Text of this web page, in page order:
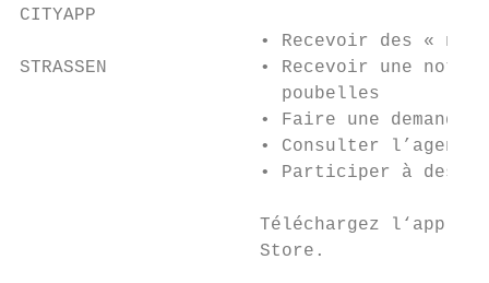
CITYAPP
• Recevoir des «
STRASSEN              • Recevoir une
                        poubelles
• Faire une demande
• Consulter
• Participer à des
Téléchargez
                      Store.